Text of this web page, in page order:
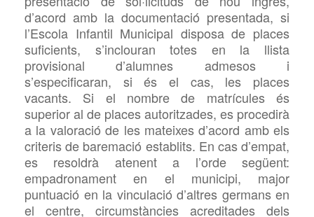
d’acord amb la documentació presentada, si
l’Escola Infantil Municipal disposa de places
suficients, s’inclouran totes en la llista
provisional d’alumnes admesos i
s’especificaran, si és el cas, les places
vacants. Si el nombre de matrícules és
superior al de places autoritzades, es procedirà
a la valoració de les mateixes d’acord amb els
criteris de baremació establits. En cas d’empat,
es resoldrà atenent a l’orde següent:
empadronament en el municipi, major
puntuació en la vinculació d’altres germans en
el centre, circumstàncies acreditades dels